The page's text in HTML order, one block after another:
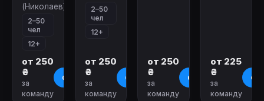
(Николаев)
2–50
чел
12+
от 250
₴
за
команду
О квесте
2–50
чел
12+
от 250
₴
за
команду
О квесте
от 250
₴
за
команду
О квесте
от 225
₴
за
команду
О